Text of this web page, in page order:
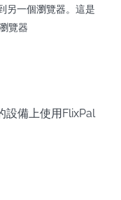
另一個瀏覽器。這是
覽器
設備上使用FlixPal